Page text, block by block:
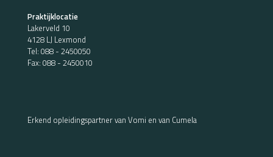
Praktijklocatie
Lakerveld 10
4128 LJ Lexmond
Tel: 088 - 2450050
Fax: 088 - 2450010
Erkend opleidingspartner van Vomi en van Cumela